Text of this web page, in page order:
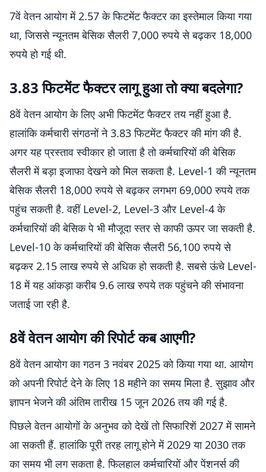
7वें वेतन आयोग में 2.57 के फिटमेंट फैक्टर का इस्तेमाल किया गया
था, जिससे न्यूनतम बेसिक सैलरी 7,000 रुपये से बढ़कर 18,000
रुपये हो गई थी.
3.83 फिटमेंट फैक्टर लागू हुआ तो क्या बदलेगा?
8वें वेतन आयोग के लिए अभी फिटमेंट फैक्टर तय नहीं हुआ है.
हालांकि कर्मचारी संगठनों ने 3.83 फिटमेंट फैक्टर की मांग की है.
अगर यह प्रस्ताव स्वीकार हो जाता है तो कर्मचारियों की बेसिक
सैलरी में बड़ा इजाफा देखने को मिल सकता है. Level-1 की न्यूनतम
बेसिक सैलरी 18,000 रुपये से बढ़कर लगभग 69,000 रुपये तक
पहुंच सकती है. वहीं Level-2, Level-3 और Level-4 के
कर्मचारियों की बेसिक पे भी मौजूदा स्तर से काफी ऊपर जा सकती है.
Level-10 के कर्मचारियों की बेसिक सैलरी 56,100 रुपये से
बढ़कर 2.15 लाख रुपये से अधिक हो सकती है. सबसे ऊंचे Level-
18 में यह आंकड़ा करीब 9.6 लाख रुपये तक पहुंचने की संभावना
जताई जा रही है.
8वें वेतन आयोग की रिपोर्ट कब आएगी?
8वें वेतन आयोग का गठन 3 नवंबर 2025 को किया गया था. आयोग
को अपनी रिपोर्ट देने के लिए 18 महीने का समय मिला है. सुझाव और
ज्ञापन भेजने की अंतिम तारीख 15 जून 2026 तय की गई है.
पिछले वेतन आयोगों के अनुभव को देखें तो सिफारिशें 2027 में सामने
आ सकती हैं. हालांकि पूरी तरह लागू होने में 2029 या 2030 तक
का समय भी लग सकता है. फिलहाल कर्मचारियों और पेंशनर्स की